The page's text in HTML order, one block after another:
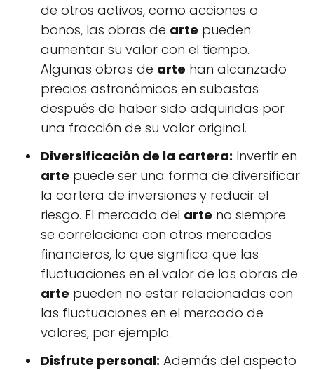
de otros activos, como acciones o
bonos, las obras de arte pueden
aumentar su valor con el tiempo.
Algunas obras de arte han alcanzado
precios astronómicos en subastas
después de haber sido adquiridas por
una fracción de su valor original.
Diversificación de la cartera: Invertir en
arte puede ser una forma de diversificar
la cartera de inversiones y reducir el
riesgo. El mercado del arte no siempre
se correlaciona con otros mercados
financieros, lo que significa que las
fluctuaciones en el valor de las obras de
arte pueden no estar relacionadas con
las fluctuaciones en el mercado de
valores, por ejemplo.
Disfrute personal: Además del aspecto